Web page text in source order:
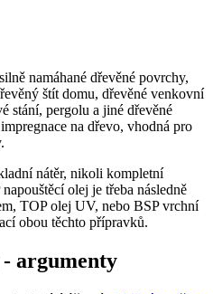
namáhané dřevěné povrchy,
štít domu, dřevěné venkovní
stání, pergolu a jiné dřevěné
na dřevo, vhodná pro
nátěr, nikoli kompletní
olej je třeba následně
TOP olej UV, nebo BSP vrchní
obou těchto přípravků.
- argumenty